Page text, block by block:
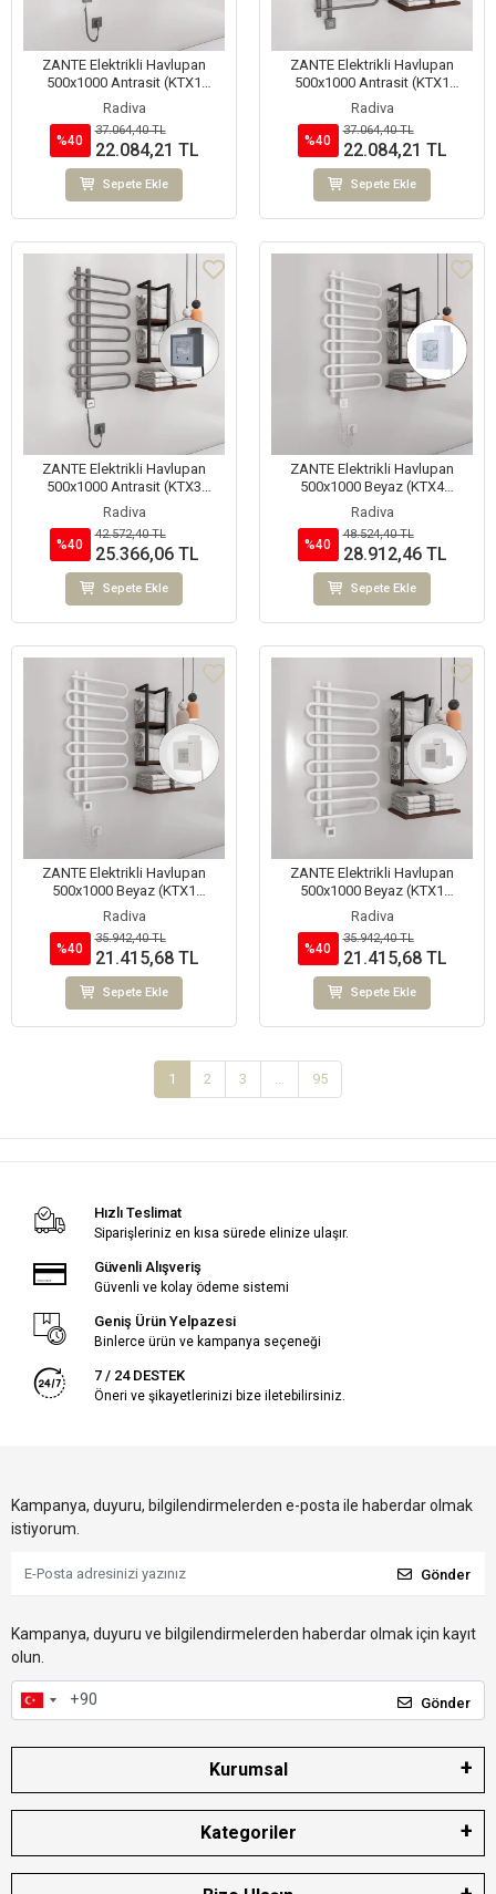
ZANTE Elektrikli Havlupan
500x1000 Antrasit (KTX1
Termostat) 300W Spiral Kablolu
Radiva
%40
37.064,40 TL
22.084,21 TL
Sepete Ekle
ZANTE Elektrikli Havlupan
500x1000 Antrasit (KTX1
Termostat) 300W
Radiva
%40
37.064,40 TL
22.084,21 TL
Sepete Ekle
ZANTE Elektrikli Havlupan
500x1000 Antrasit (KTX3
Termostat) 300W Spiral Kablolu
Radiva
%40
42.572,40 TL
25.366,06 TL
Sepete Ekle
ZANTE Elektrikli Havlupan
500x1000 Beyaz (KTX4
Termostat) 300W Spiral Kablolu
Radiva
%40
48.524,40 TL
28.912,46 TL
Sepete Ekle
ZANTE Elektrikli Havlupan
500x1000 Beyaz (KTX1
Termostat) 300W Spiral Kablolu
Radiva
%40
35.942,40 TL
21.415,68 TL
Sepete Ekle
ZANTE Elektrikli Havlupan
500x1000 Beyaz (KTX1
Termostat) 300W
Radiva
%40
35.942,40 TL
21.415,68 TL
Sepete Ekle
1 2 3 ... 95
Hızlı Teslimat
Siparişleriniz en kısa sürede elinize ulaşır.
Güvenli Alışveriş
Güvenli ve kolay ödeme sistemi
Geniş Ürün Yelpazesi
Binlerce ürün ve kampanya seçeneği
7 / 24 DESTEK
Öneri ve şikayetlerinizi bize iletebilirsiniz.
Kampanya, duyuru, bilgilendirmelerden e-posta ile haberdar olmak
istiyorum.
Gönder
Kampanya, duyuru ve bilgilendirmelerden haberdar olmak için kayıt
olun.
Gönder
Kurumsal
Kategoriler